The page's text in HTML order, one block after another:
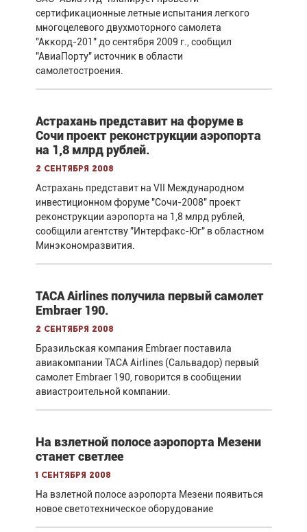
сертификационные летные испытания легкого
многоцелевого двухмоторного самолета
"Аккорд-201" до сентября 2009 г., сообщил
"АвиаПорту" источник в области
самолетостроения.
Астрахань представит на форуме в
Сочи проект реконструкции аэропорта
на 1,8 млрд рублей.
2 сентября 2008
Астрахань представит на VII Международном
инвестиционном форуме "Сочи-2008" проект
реконструкции аэропорта на 1,8 млрд рублей,
сообщили агентству "Интерфакс-Юг" в областном
Минэкономразвития.
TACA Airlines получила первый самолет
Embraer 190.
2 сентября 2008
Бразильская компания Embraer поставила
авиакомпании TACA Airlines (Сальвадор) первый
самолет Embraer 190, говорится в сообщении
авиастроительной компании.
На взлетной полосе аэропорта Мезени
станет светлее
1 сентября 2008
На взлетной полосе аэропорта Мезени появиться
новое светотехническое оборудование